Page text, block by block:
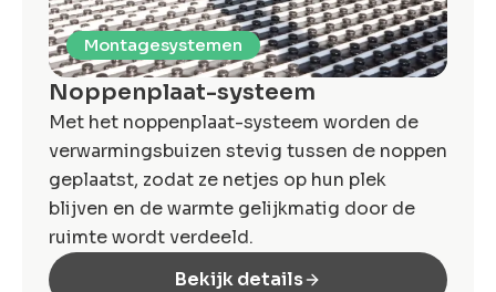
Montagesystemen
Noppenplaat-systeem
Met het noppenplaat-systeem worden de
verwarmingsbuizen stevig tussen de noppen
geplaatst, zodat ze netjes op hun plek
blijven en de warmte gelijkmatig door de
ruimte wordt verdeeld.
Bekijk details